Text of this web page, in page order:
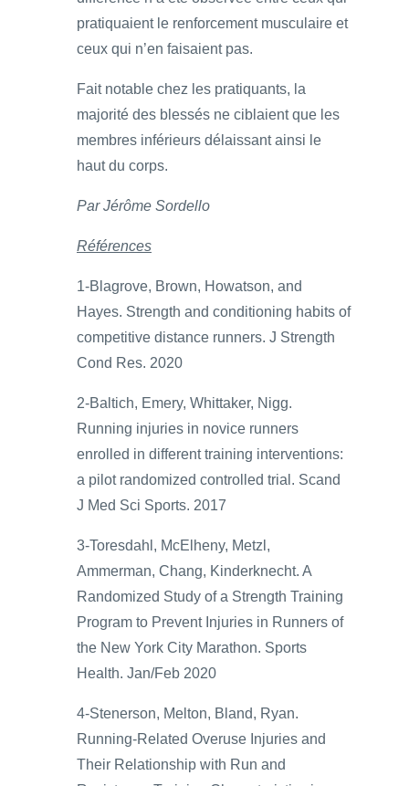
pratiquaient le renforcement musculaire et
ceux qui n’en faisaient pas.
Fait notable chez les pratiquants, la
majorité des blessés ne ciblaient que les
membres inférieurs délaissant ainsi le
haut du corps.
Par Jérôme Sordello
Références
1-Blagrove, Brown, Howatson, and
Hayes. Strength and conditioning habits of
competitive distance runners. J Strength
Cond Res. 2020
2-Baltich, Emery, Whittaker, Nigg.
Running injuries in novice runners
enrolled in different training interventions:
a pilot randomized controlled trial. Scand
J Med Sci Sports. 2017
3-Toresdahl, McElheny, Metzl,
Ammerman, Chang, Kinderknecht. A
Randomized Study of a Strength Training
Program to Prevent Injuries in Runners of
the New York City Marathon. Sports
Health. Jan/Feb 2020
4-Stenerson, Melton, Bland, Ryan.
Running-Related Overuse Injuries and
Their Relationship with Run and